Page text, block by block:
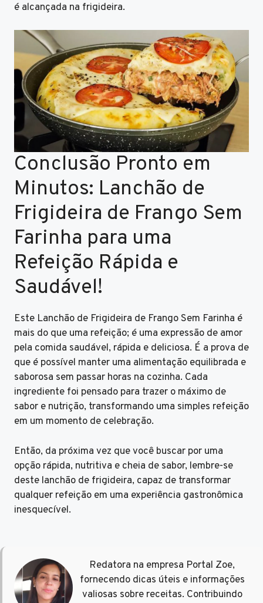
é alcançada na frigideira.
Conclusão Pronto em
Minutos: Lanchão de
Frigideira de Frango Sem
Farinha para uma
Refeição Rápida e
Saudável!
Este Lanchão de Frigideira de Frango Sem Farinha é
mais do que uma refeição; é uma expressão de amor
pela comida saudável, rápida e deliciosa. É a prova de
que é possível manter uma alimentação equilibrada e
saborosa sem passar horas na cozinha. Cada
ingrediente foi pensado para trazer o máximo de
sabor e nutrição, transformando uma simples refeição
em um momento de celebração.
Então, da próxima vez que você buscar por uma
opção rápida, nutritiva e cheia de sabor, lembre-se
deste lanchão de frigideira, capaz de transformar
qualquer refeição em uma experiência gastronômica
inesquecível.
Redatora na empresa Portal Zoe,
fornecendo dicas úteis e informações
valiosas sobre receitas. Contribuindo